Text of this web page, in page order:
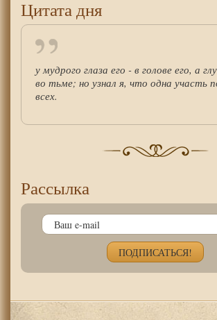
Цитата дня
у мудрого глаза его - в голове его, а
во тьме; но узнал я, что одна участь
всех.
Рассылка